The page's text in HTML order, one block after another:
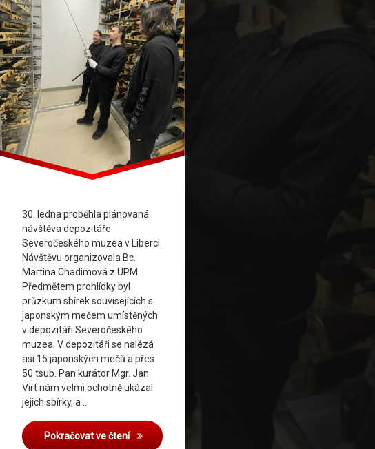
30. ledna proběhla plánovaná
návštěva depozitáře
Severočeského muzea v Liberci.
Návštěvu organizovala Bc.
Martina Chadimová z UPM.
Předmětem prohlídky byl
průzkum sbírek souvisejících s
japonským mečem umístěných
v depozitáři Severočeského
muzea. V depozitáři se nalézá
asi 15 japonských mečů a přes
50 tsub. Pan kurátor Mgr. Jan
Virt nám velmi ochotně ukázal
jejich sbírky, a …
Pokračovat ve čtení Návštěva depozitáře Severočeského muzea v Liberci